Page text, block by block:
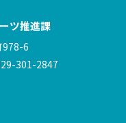
ツ推進課
978-6
301-2847